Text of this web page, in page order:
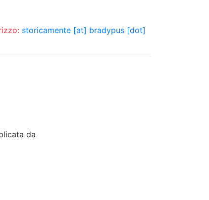
storicamente [at] bradypus [dot]
da